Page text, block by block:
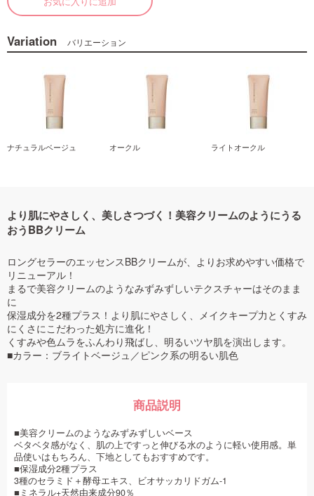
Variation バリエーション
ナチュラルベージュ オークル ライトオークル
より肌にやさしく、美しさつづく！美容クリームのようにうる
おうBBクリーム
ロングセラーのエッセンスBBクリームが、よりお求めやすい価格で
リニューアル！
まるで美容クリームのようなみずみずしいテクスチャーはそのまま
に
保湿成分を2種プラス！より肌にやさしく、メイクキープ力とくすみ
にくさにこだわった処方に進化！
くすみや色ムラをふんわり飛ばし、明るいツヤ肌を演出します。
■カラー：ブライトベージュ／ピンク系の明るい肌色
商品説明
■美容クリームのようなみずみずしいベース
ベタベタ感がなく、肌の上ですっと伸びる水のように軽い使用感。単
品使いはもちろん、下地としてもおすすめです。
■保湿成分2種プラス
3種のセラミド＋酵母エキス、ビオサッカリドガム‐1
■ミネラル+天然由来成分90％